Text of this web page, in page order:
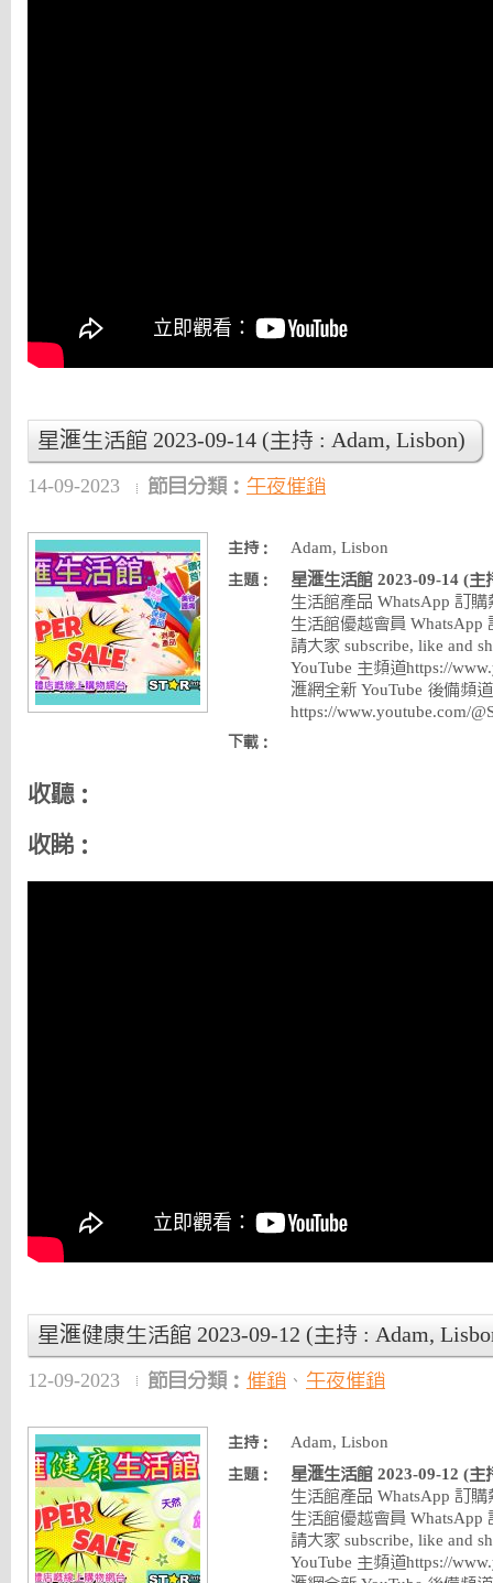
星滙生活館 2023-09-14 (主持 : Adam, Lisbon)
14-09-2023 節目分類： 午夜催銷
主持： Adam, Lisbon
主題：
星滙生活館 2023-09-14 (
生活館產品 WhatsApp 訂
生活館優越會員 WhatsApp
請大家 subscribe, like and
YouTube 主頻道https://
滙網全新 YouTube 後備頻道
https://www.youtube.com/
下載：
收聽：
收睇：
星滙健康生活館 2023-09-12 (主持 : Adam,
12-09-2023 節目分類： 催銷 、 午夜催銷
主持： Adam, Lisbon
主題：
星滙生活館 2023-09-12 (
生活館產品 WhatsApp 訂
生活館優越會員 WhatsApp
請大家 subscribe, like and
YouTube 主頻道https://